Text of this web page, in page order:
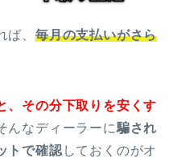
、 毎月の支払いがさら
、その分下取りを安くす
んなディーラーに騙され
トで確認 しておくのがオ